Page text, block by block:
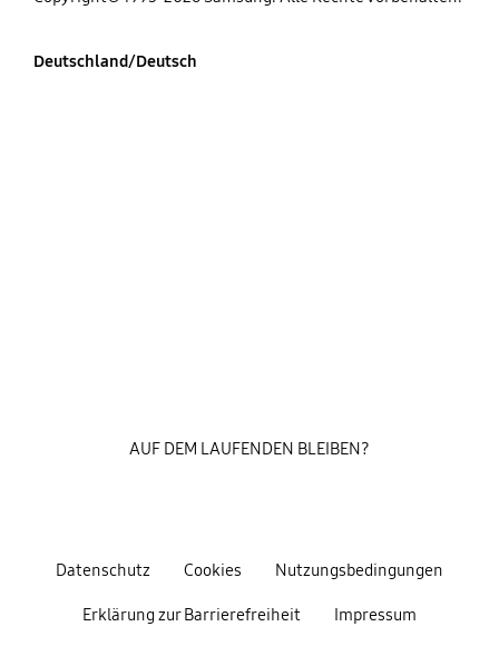
Deutschland/Deutsch
Datenschutz Cookies Nutzungsbedingungen
Erklärung zur Barrierefreiheit Impressum
AUF DEM LAUFENDEN BLEIBEN?